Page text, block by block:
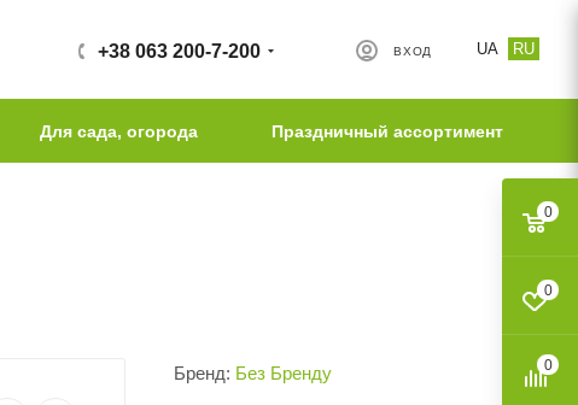
UA RU
ВХОД
+38 063 200-7-200
Для сада, огорода Праздничный ассортимент
Бренд: Без Бренду
0
0
0